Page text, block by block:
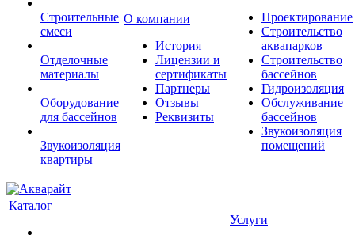
Строительные
смеси
Отделочные
материалы
Оборудование
для бассейнов
Звукоизоляция
квартиры
О компании
История
Лицензии и
сертификаты
Партнеры
Отзывы
Реквизиты
Проектирование
Строительство
аквапарков
Строительство
бассейнов
Гидроизоляция
Обслуживание
бассейнов
Звукоизоляция
помещений
Каталог
Услуги